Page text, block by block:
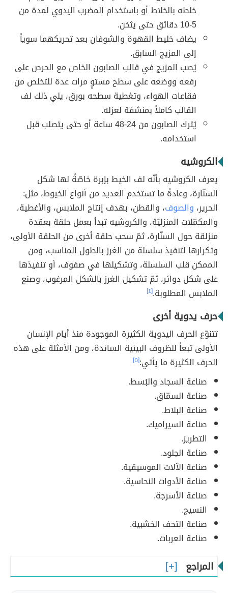
خلطه بالخلاط أو باستخدام المضرب اليدوي لمدة من
5-10 دقائق حتى يثخن.
يضاف خليط القهوة والشوفان بعد تحريكهما سوياً
إلى المزيج السابق.
يُصب المزيج في قالب الصابون الخاص مع الحرص على
رفعه ووضعه على سطح مستوٍ مرات عدة للتخلص من
فقاعات الهواء، وتغطية سطحه بورق، يلي ذلك لف
القالب كاملاً بمنشفة لعزله.
يُترك الصابون من 24-48 ساعة أو حتى يتصلب قبل
استخدامه.
الكروشيه
يعرف الكروشيه بأنّه لف الخيط بإبرة خاصّةً لها شكل
السنّارة، وعادةً ما تستخدم العديد من أنواع الخيوط، مثل:
الحرير، والصوف، والقطن، بهدف إنتاج الملابس، والأغطية،
والمكمّلات المنزليّة، والكروشيه تبدأ بعمل حلقة بعقدة
منزلقة حول السنّارة، ثمّ سحب حلقة أخرى من الحلقة الأولى،
وتكرارها لتنفيذ سلسلة من الغرز بالطول المناسب، ومن
الممكن قلب السلسلة، وتشكيلها في صفوف، أو تنفيذها
على شكل دوائر، ثمّ تشكيل الغرز بالشكل المرغوب، وصنع
الملابس المطلوبة.[٤]
حرف يدوية أخرى
تتنوّع الحرف اليدوية الكثيرة الموجودة منذ أيام الإنسان
الأولى تبعاً للظروف البيئية السائدة، ومن الأمثلة على هذه
الحرف الكثيرة ما يأتي:[٥]
صناعة السجاد والبُسط.
صناعة السمّاق.
صناعة البلاط.
صناعة السيراميك.
التطريز.
صناعة الجلود.
صناعة الآلات الموسيقية.
صناعة الأدوات النحاسية.
صناعة الأسرجة.
النسيج.
صناعة التحف الخشبية.
صناعة العربات.
المراجع